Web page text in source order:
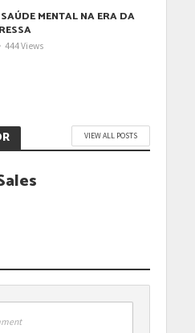
MENTAL NA ERA DA
444 Views
VIEW ALL POSTS